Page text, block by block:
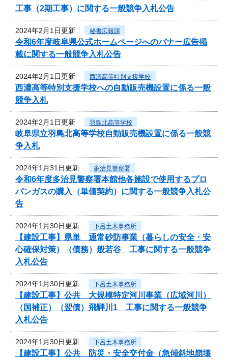
工事（2期工事）に関する一般競争入札公告
2024年2月1日更新 秘書広報課
令和6年度岐阜県公式ホームページへのバナー広告掲
載に関する一般競争入札公告
2024年2月1日更新 西濃高等特別支援学校
西濃高等特別支援学校への自動販売機設置に係る一般
競争入札
2024年2月1日更新 羽島北高等学校
岐阜県立羽島北高等学校自動販売機設置に係る一般競
争入札
2024年1月31日更新 多治見警察署
令和6年度多治見警察署本館他各施設で使用するプロ
パンガスの購入（単価契約）に関する一般競争入札公
告
2024年1月30日更新 下呂土木事務所
【建設工事】県単 通常砂防事業（暮らしの安全・安
心確保対策）（債務）般若谷 工事に関する一般競争
入札公告
2024年1月30日更新 下呂土木事務所
【建設工事】公共 大規模特定河川事業（広域河川）
（国補正）（翌債）飛騨川1 工事に関する一般競争
入札公告
2024年1月30日更新 下呂土木事務所
【建設工事】公共 防災・安全交付金（急傾斜地崩壊